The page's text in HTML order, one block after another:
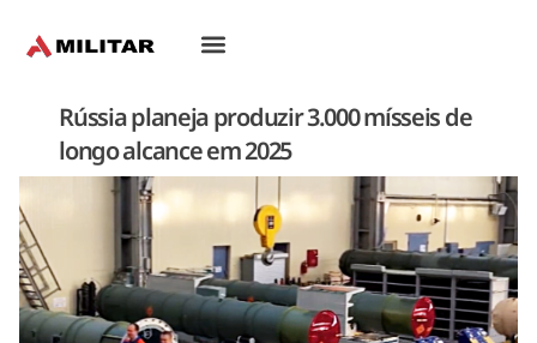
Rússia planeja produzir 3.000 mísseis de
longo alcance em 2025